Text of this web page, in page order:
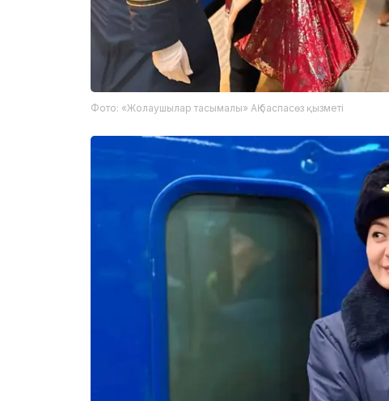
Фото: «Жолаушылар тасымалы» АҚ баспасөз қызметі